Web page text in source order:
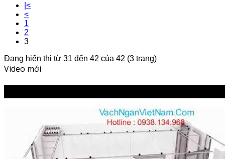
|<
<
1
2
3
Đang hiển thị từ 31 đến 42 của 42 (3 trang)
Video mới